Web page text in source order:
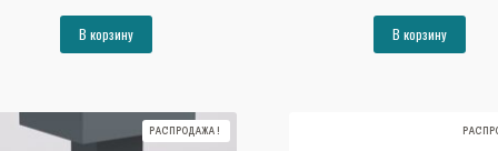
16791₽.
В корзину
16791₽.
В корзину
РАСПРОДАЖА!